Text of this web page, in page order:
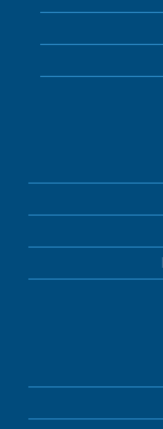
30 iunie 2026
Act adițional
Contract
2026
Contract
2026